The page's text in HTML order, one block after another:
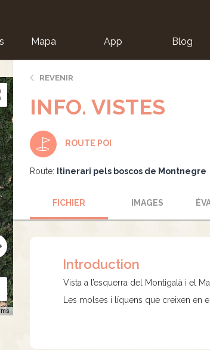
Mapa App Blog
REVENIR
INFO. VISTES
ROUTE POI
Route: Itinerari pels boscos de Montnegre
FICHIER IMAGES
Introduction
Vista a l’esquerra del Montigalà i el
Les molses i líquens que creixen en